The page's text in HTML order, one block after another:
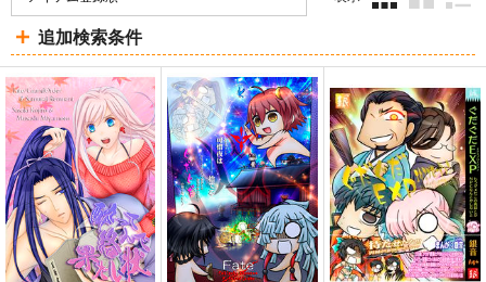
ム
表
示
ム
表
示
ム
表
示
追加検索条件